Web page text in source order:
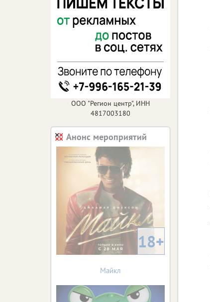
ООО "Регион центр", ИНН
4817003180
Анонс мероприятий
18+
Майкл